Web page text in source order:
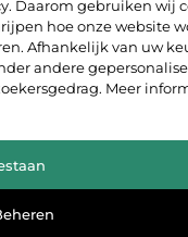
Daarom gebruiken wij
hoe onze website
Afhankelijk van uw
andere
Meer